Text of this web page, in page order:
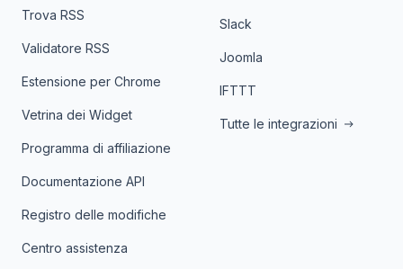
Trova RSS
Validatore RSS
Estensione per Chrome
Vetrina dei Widget
Programma di affiliazione
Documentazione API
Registro delle modifiche
Centro assistenza
Slack
Joomla
IFTTT
Tutte le integrazioni